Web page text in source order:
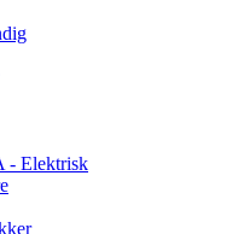
- Elektrisk